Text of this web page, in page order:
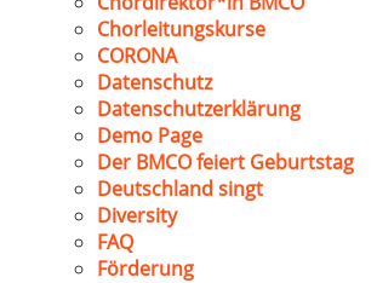
Chorleitungskurse
CORONA
Datenschutz
Datenschutzerklärung
Demo Page
Der BMCO feiert Geburtstag
Deutschland singt
Diversity
FAQ
Förderung